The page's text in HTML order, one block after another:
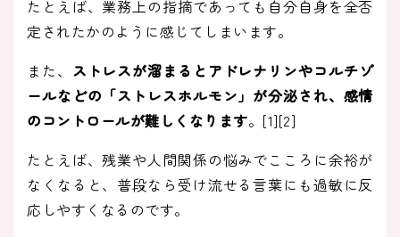
たとえば、業務上の指摘であっても自分自身を全否
定されたかのように感じてしまいます。
また、 ストレスが溜まるとアドレナリンやコルチゾ
ールなどの「ストレスホルモン」が分泌され、感情
のコントロールが難しくなります。[1][2]
たとえば、残業や人間関係の悩みでこころに余裕が
なくなると、普段なら受け流せる言葉にも過敏に反
応しやすくなるのです。